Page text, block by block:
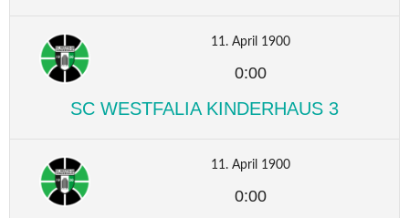
11. April 1900
0:00
SC WESTFALIA KINDERHAUS 3
11. April 1900
0:00